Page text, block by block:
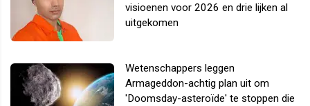
visioenen voor 2026 en drie lijken al
uitgekomen
Wetenschappers leggen
Armageddon-achtig plan uit om
'Doomsday-asteroïde' te stoppen die